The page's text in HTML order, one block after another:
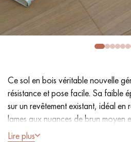
PARQUET LAMES LARGES XXL
ACCESSOIRES PARQUET
Nos conseillers sont
09-
Ce sol en bois véritable nouvelle
résistance et pose facile. Sa faible
sur un revêtement existant, idéal en
lames aux nuances de brun
et élégance, et s’adaptent à tous les
Lire plus